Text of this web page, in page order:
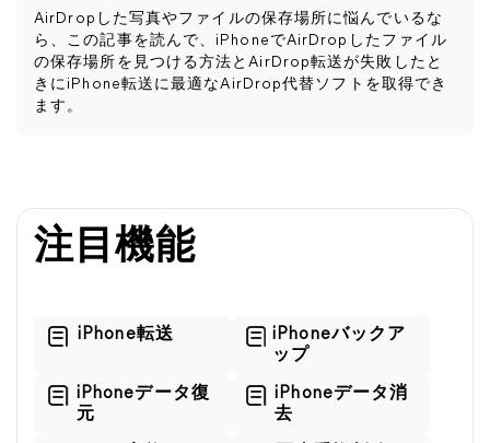
AirDropした写真やファイルの保存場所に悩んでいるな
ら、この記事を読んで、iPhoneでAirDropしたファイル
の保存場所を見つける方法とAirDrop転送が失敗したと
きにiPhone転送に最適なAirDrop代替ソフトを取得でき
ます。
注目機能
iPhone転送
iPhoneバックア
ップ
iPhoneデータ復
元
iPhoneデータ消
去